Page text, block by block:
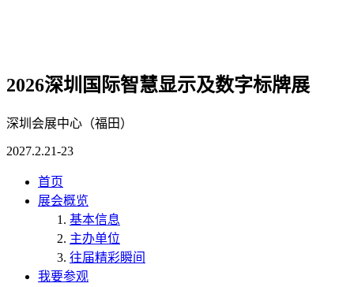
2026深圳国际智慧显示及数字标牌展
深圳会展中心（福田）
2027.2.21-23
首页
展会概览
基本信息
主办单位
往届精彩瞬间
我要参观